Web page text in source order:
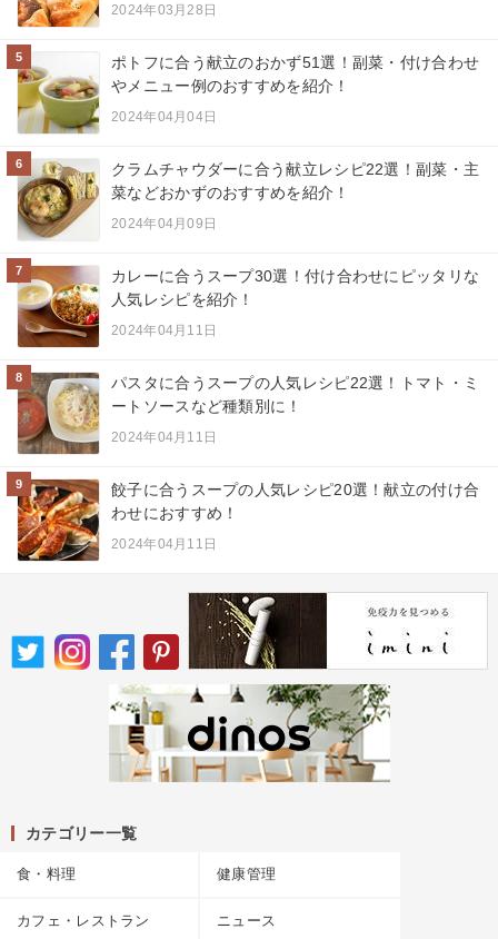
2024年03月28日
5
ポトフに合う献立のおかず51選！副菜・付け合わせ
やメニュー例のおすすめを紹介！
2024年04月04日
6
クラムチャウダーに合う献立レシピ22選！副菜・主
菜などおかずのおすすめを紹介！
2024年04月09日
7
カレーに合うスープ30選！付け合わせにピッタリな
人気レシピを紹介！
2024年04月11日
8
パスタに合うスープの人気レシピ22選！トマト・ミ
ートソースなど種類別に！
2024年04月11日
9
餃子に合うスープの人気レシピ20選！献立の付け合
わせにおすすめ！
2024年04月11日
カテゴリー一覧
食・料理 健康管理
カフェ・レストラン ニュース